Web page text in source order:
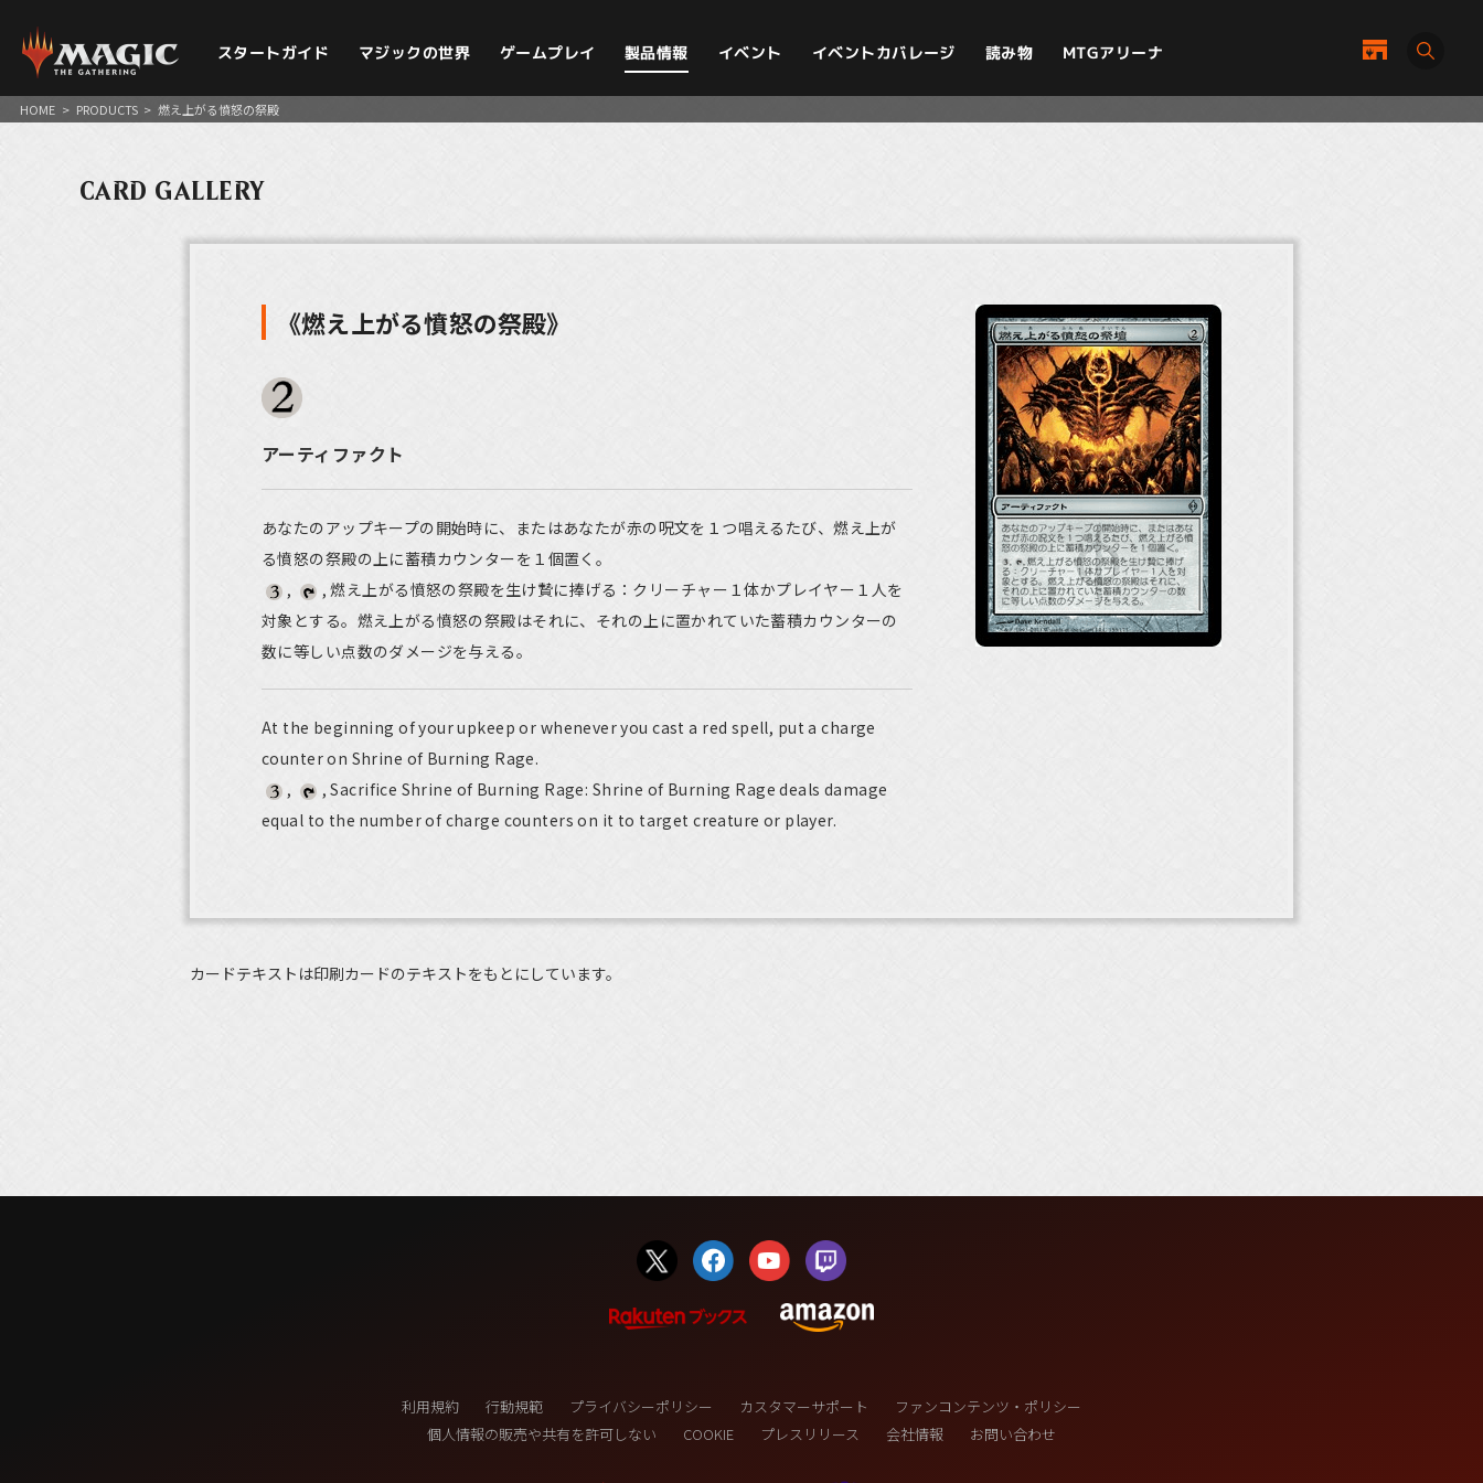
スタートガイド マジックの世界 ゲームプレイ 製品情報 イベント イベントカバレージ 読み物 MTGアリーナ
HOME > PRODUCTS > 燃え上がる憤怒の祭殿
CARD GALLERY
《燃え上がる憤怒の祭殿》
アーティファクト
あなたのアップキープの開始時に、またはあなたが赤の呪文を１つ唱えるたび、燃え上が
る憤怒の祭殿の上に蓄積カウンターを１個置く。
,
, 燃え上がる憤怒の祭殿を生け贄に捧げる：クリーチャー１体かプレイヤー１人を
対象とする。燃え上がる憤怒の祭殿はそれに、それの上に置かれていた蓄積カウンターの
数に等しい点数のダメージを与える。
At the beginning of your upkeep or whenever you cast a red spell, put a charge
counter on Shrine of Burning Rage.
,
, Sacrifice Shrine of Burning Rage: Shrine of Burning Rage deals damage
equal to the number of charge counters on it to target creature or player.
カードテキストは印刷カードのテキストをもとにしています。
利用規約 行動規範 プライバシーポリシー カスタマーサポート
ファンコンテンツ・ポリシー
個人情報の販売や共有を許可しない
COOKIE プレスリリース 会社情報 お問い合わせ